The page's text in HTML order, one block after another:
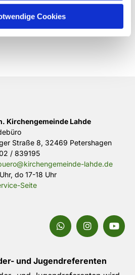
Cookies
Kirchengemeinde Lahde
Straße 8, 32469 Petershagen
/ 839195
lahde.de
do 17-18 Uhr
Seite
und Jugendreferenten